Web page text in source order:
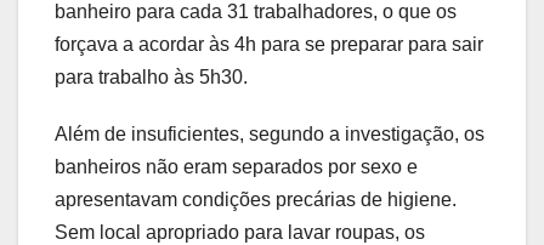
banheiro para cada 31 trabalhadores, o que os
forçava a acordar às 4h para se preparar para sair
para trabalho às 5h30.
Além de insuficientes, segundo a investigação, os
banheiros não eram separados por sexo e
apresentavam condições precárias de higiene.
Sem local apropriado para lavar roupas, os